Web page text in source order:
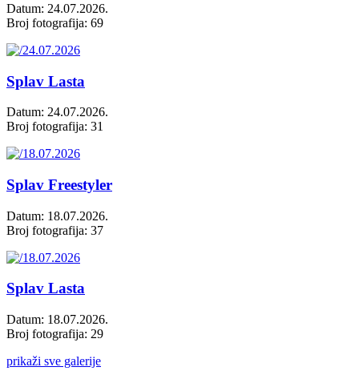
Datum: 24.07.2026.
Broj fotografija: 69
Splav Lasta
Datum: 24.07.2026.
Broj fotografija: 31
Splav Freestyler
Datum: 18.07.2026.
Broj fotografija: 37
Splav Lasta
Datum: 18.07.2026.
Broj fotografija: 29
prikaži sve galerije